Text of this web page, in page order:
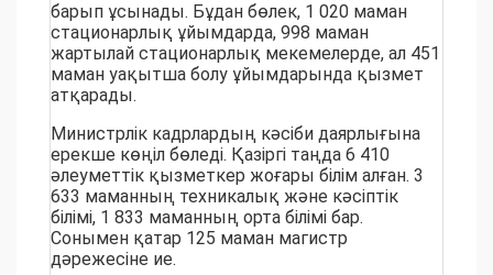
барып ұсынады. Бұдан бөлек, 1 020 маман
стационарлық ұйымдарда, 998 маман
жартылай стационарлық мекемелерде, ал 451
маман уақытша болу ұйымдарында қызмет
атқарады.
Министрлік кадрлардың кәсіби даярлығына
ерекше көңіл бөледі. Қазіргі таңда 6 410
әлеуметтік қызметкер жоғары білім алған. 3
633 маманның техникалық және кәсіптік
білімі, 1 833 маманның орта білімі бар.
Сонымен қатар 125 маман магистр
дәрежесіне ие.